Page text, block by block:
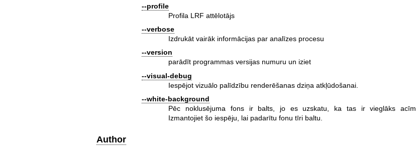
--profile
Profila LRF attēlotājs
--verbose
Izdrukāt vairāk informācijas par analīzes procesu
--version
parādīt programmas versijas numuru un iziet
--visual-debug
Iespējot vizuālo palīdzību renderēšanas dziņa atkļūdošanai.
--white-background
Pēc noklusējuma fons ir balts, jo es uzskatu, ka tas ir vieglāks acīm.
Izmantojiet šo iespēju, lai padarītu fonu tīri baltu.
Author